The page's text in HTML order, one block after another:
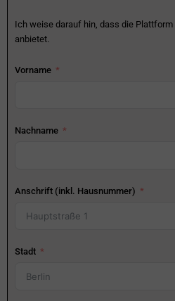
Ich weise darauf hin, dass die
anbietet.
Vorname
Nachname
Anschrift (inkl. Hausnummer)
Stadt